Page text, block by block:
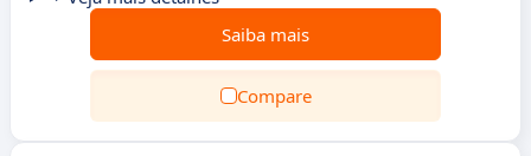
Saiba mais
Compare